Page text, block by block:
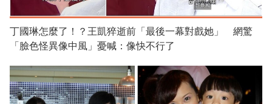
丁國琳怎麼了！？王凱猝逝前「最後一幕對戲她」 網驚
「臉色怪異像中風」憂喊：像快不行了